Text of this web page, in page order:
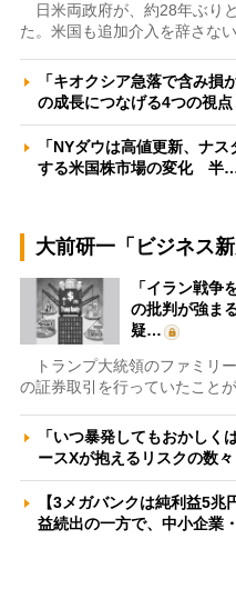
日米両政府が、約28年ぶり
た。米国も追加介入を辞さな
「キオクシア急落で含み
の成長につなげる4つの視
「NYダウは高値更新、ナ
する米国株市場の変化 半
大前研一「ビジネス
「イラン戦争
の批判が強ま
疑…
トランプ大統領のファミリ
の証券取引を行っていたこと
「いつ暴発してもおかしく
ースXが抱えるリスクの数
【3メガバンクは純利益5
益続出の一方で、中小企業